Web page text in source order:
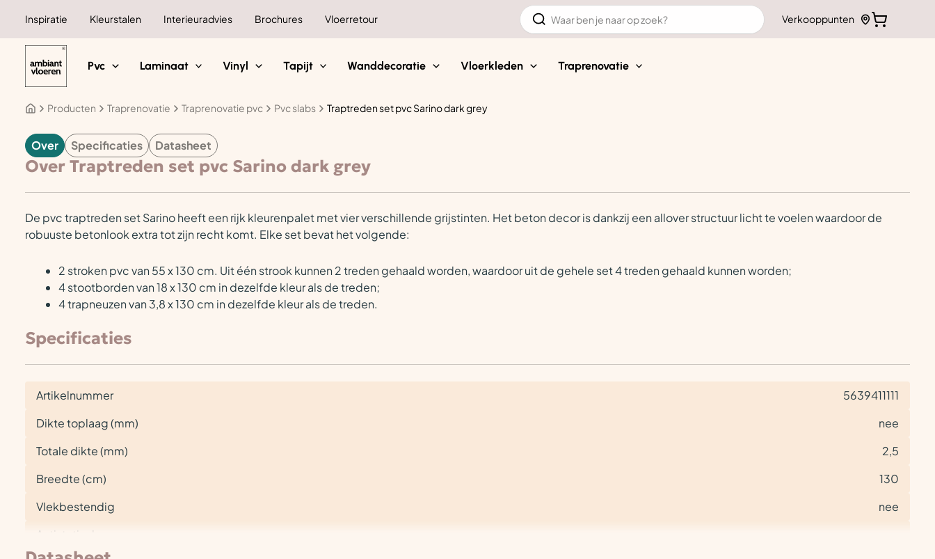
Inspiratie Kleurstalen Interieuradvies Brochures Vloerretour
Zoeken
naar:
Verkooppunten
Pvc Laminaat Vinyl Tapijt Wanddecoratie Vloerkleden Traprenovatie
Producten Traprenovatie Traprenovatie pvc Pvc slabs Traptreden set pvc Sarino dark grey
TRAPRENOVATIE
Over Specificaties Datasheet
Over Traptreden set pvc Sarino dark grey
De pvc traptreden set Sarino heeft een rijk kleurenpalet met vier verschillende grijstinten. Het beton decor is dankzij een allover structuur licht te voelen waardoor de
robuuste betonlook extra tot zijn recht komt. Elke set bevat het volgende:
2 stroken pvc van 55 x 130 cm. Uit één strook kunnen 2 treden gehaald worden, waardoor uit de gehele set 4 treden gehaald kunnen worden;
4 stootborden van 18 x 130 cm in dezelfde kleur als de treden;
4 trapneuzen van 3,8 x 130 cm in dezelfde kleur als de treden.
Specificaties
Artikelnummer
5639411111
Dikte toplaag (mm)
nee
Totale dikte (mm)
2,5
Breedte (cm)
130
Vlekbestendig
nee
Antistatisch